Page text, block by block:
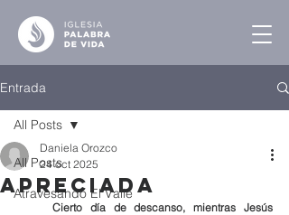
Entrada
All Posts
Atravesando El Valle
All Posts
Apreciada
Daniela Orozco
24 oct 2025
Cierto día de descanso, mientras Jesús